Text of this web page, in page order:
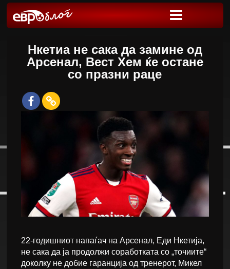
Нкетиа не сака да замине од
Арсенал, Вест Хем ќе остане
со празни раце
22-годишниот напаѓач на Арсенал, Еди Нкетија,
не сака да ја продолжи соработката со „точиите“
доколку не добие гаранција од тренерот, Микел